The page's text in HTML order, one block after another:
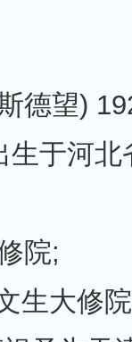
德望)
生于河北
院;
生大修